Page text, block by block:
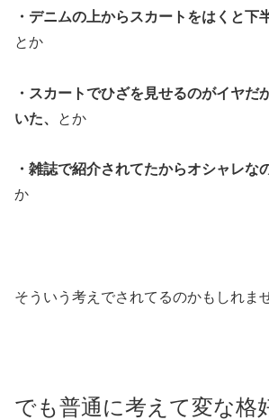
・デニムの上からスカートをはくと下
とか
・スカートでひざを見せるのがイヤだ
いた、
とか
・雑誌で紹介されてたからオシャレな
か
そういう考えでされてるのかもしれま
でも普通に考えて変な格